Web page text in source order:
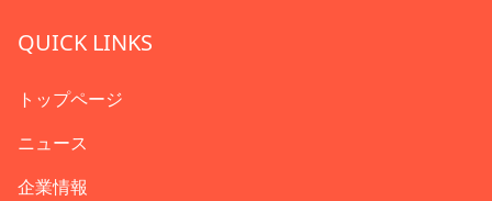
QUICK LINKS
トップページ
ニュース
企業情報